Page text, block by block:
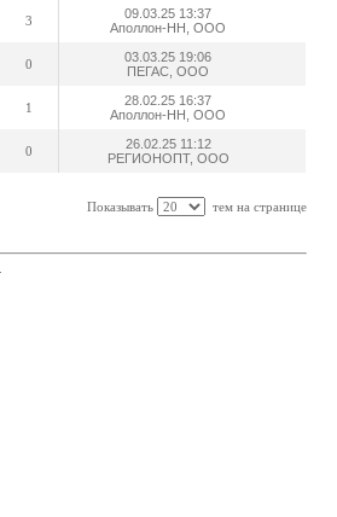
3
09.03.25 13:37
Аполлон-НН, ООО
0
03.03.25 19:06
ПЕГАС, ООО
1
28.02.25 16:37
Аполлон-НН, ООО
0
26.02.25 11:12
РЕГИОНОПТ, ООО
Показывать
тем на странице